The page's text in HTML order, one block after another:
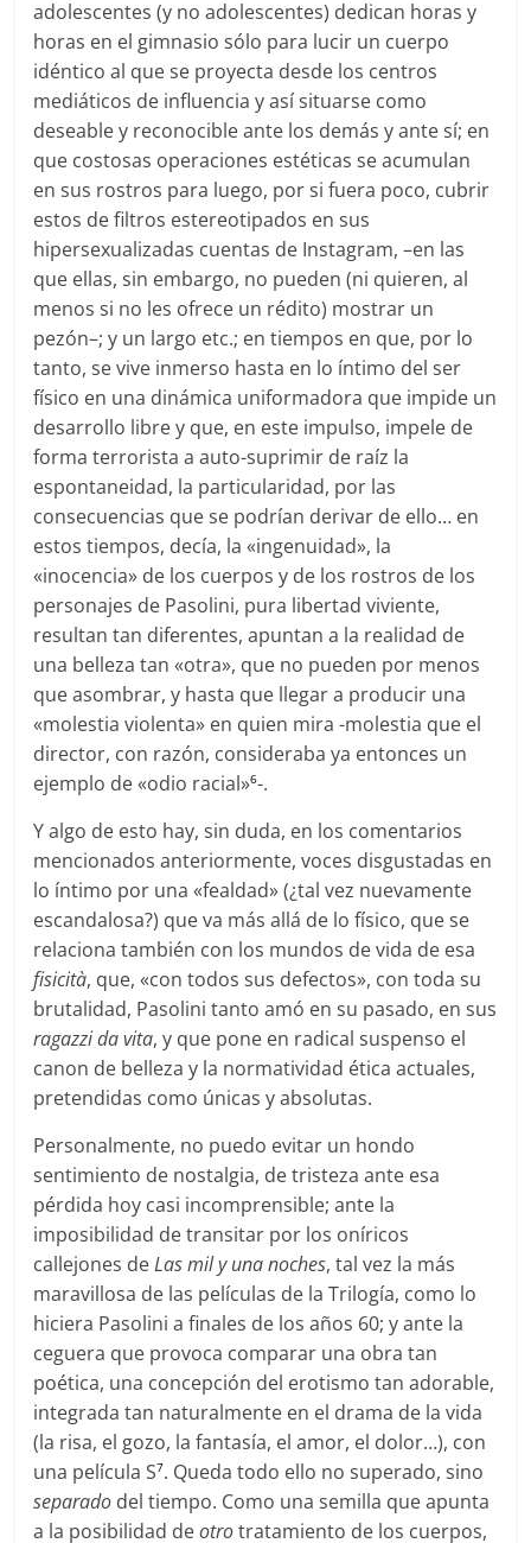
adolescentes (y no adolescentes) dedican horas y
horas en el gimnasio sólo para lucir un cuerpo
idéntico al que se proyecta desde los centros
mediáticos de influencia y así situarse como
deseable y reconocible ante los demás y ante sí; en
que costosas operaciones estéticas se acumulan
en sus rostros para luego, por si fuera poco, cubrir
estos de filtros estereotipados en sus
hipersexualizadas cuentas de Instagram, –en las
que ellas, sin embargo, no pueden (ni quieren, al
menos si no les ofrece un rédito) mostrar un
pezón–; y un largo etc.; en tiempos en que, por lo
tanto, se vive inmerso hasta en lo íntimo del ser
físico en una dinámica uniformadora que impide un
desarrollo libre y que, en este impulso, impele de
forma terrorista a auto-suprimir de raíz la
espontaneidad, la particularidad, por las
consecuencias que se podrían derivar de ello… en
estos tiempos, decía, la «ingenuidad», la
«inocencia» de los cuerpos y de los rostros de los
personajes de Pasolini, pura libertad viviente,
resultan tan diferentes, apuntan a la realidad de
una belleza tan «otra», que no pueden por menos
que asombrar, y hasta que llegar a producir una
«molestia violenta» en quien mira -molestia que el
director, con razón, consideraba ya entonces un
ejemplo de «odio racial»6-.
Y algo de esto hay, sin duda, en los comentarios
mencionados anteriormente, voces disgustadas en
lo íntimo por una «fealdad» (¿tal vez nuevamente
escandalosa?) que va más allá de lo físico, que se
relaciona también con los mundos de vida de esa
fisicità, que, «con todos sus defectos», con toda su
brutalidad, Pasolini tanto amó en su pasado, en sus
ragazzi da vita, y que pone en radical suspenso el
canon de belleza y la normatividad ética actuales,
pretendidas como únicas y absolutas.
Personalmente, no puedo evitar un hondo
sentimiento de nostalgia, de tristeza ante esa
pérdida hoy casi incomprensible; ante la
imposibilidad de transitar por los oníricos
callejones deLas mil y una noches, tal vez la más
maravillosa de las películas de la Trilogía, como lo
hiciera Pasolini a finales de los años 60; y ante la
ceguera que provoca comparar una obra tan
poética, una concepción del erotismo tan adorable,
integrada tan naturalmente en el drama de la vida
(la risa, el gozo, la fantasía, el amor, el dolor…), con
una película S7. Queda todo ello no superado, sino
separado del tiempo. Como una semilla que apunta
a la posibilidad deotrotratamiento de los cuerpos,